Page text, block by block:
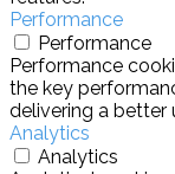
Performance
Performance
Performance
the key
delivering a better
Analytics
Analytics